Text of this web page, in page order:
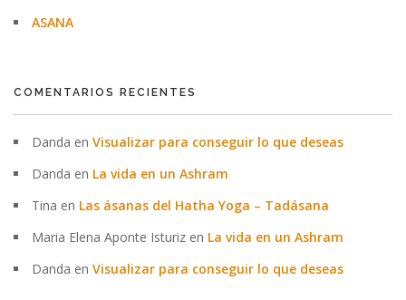
ASANA
COMENTARIOS RECIENTES
Danda en Visualizar para conseguir lo que deseas
Danda en La vida en un Ashram
Tina en Las ásanas del Hatha Yoga – Tadásana
Maria Elena Aponte Isturiz en La vida en un Ashram
Danda en Visualizar para conseguir lo que deseas